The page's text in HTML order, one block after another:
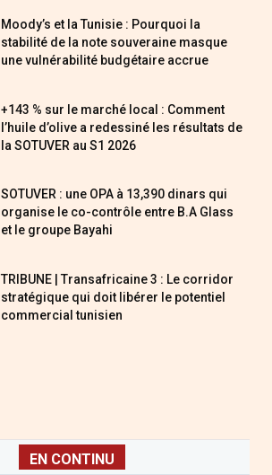
Moody’s et la Tunisie : Pourquoi la
stabilité de la note souveraine masque
une vulnérabilité budgétaire accrue
+143 % sur le marché local : Comment
l’huile d’olive a redessiné les résultats de
la SOTUVER au S1 2026
SOTUVER : une OPA à 13,390 dinars qui
organise le co-contrôle entre B.A Glass
et le groupe Bayahi
TRIBUNE | Transafricaine 3 : Le corridor
stratégique qui doit libérer le potentiel
commercial tunisien
EN CONTINU